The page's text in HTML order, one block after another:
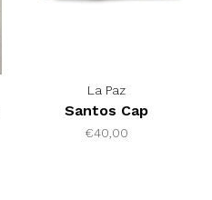
La Paz
Santos Cap
€40,00